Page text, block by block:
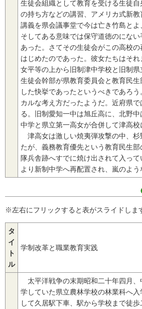
生徒会組織として教育を受ける生徒
の持ち方などの講習、アメリカ式新
講義を県会議事堂で今は亡き竹島と
そしてある意味では保守道徳のにな
あった。さてその生徒会がこの高校
はじめたのであった。彼女たちはそ
女平等の上から旧制津中学校と旧制
生徒会幹部が県教育委員会と教育民
した快挙であったというべきであろ
カルな考え方だったようだ。近府県
る。旧制愛知一中は旭丘高に、北野
中学と県立第一高女が合併して津高
津高女は激しい焼夷弾攻撃の中、杉
たが、義務教育優先という教育民生
隊兵舎跡へすでに焼け出されて入っ
より新制中学へ再配置され、嵐のよ
※左右にフリックすると表がスライドしま
タ
イ
ト
ル
学制改革と職業教育実践
太平洋戦争の末期昭和二十年四月
学していた県立農林学校の林業科へ
して久居駅下車、駅から学校まで徒